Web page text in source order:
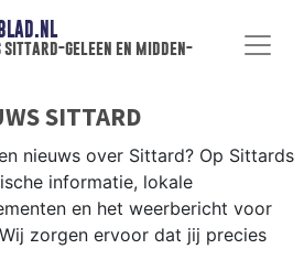
geleen en midden-
SITTARD
nieuws over Sittard? Op Sittards
informatie, lokale
en het weerbericht voor
zorgen ervoor dat jij precies